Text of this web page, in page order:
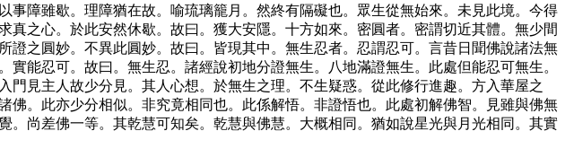
障雖歇。理障猶在故。喻琉璃籠月。然終有隔礙也。眾生從無始來。未見此境。今得
之心。於此安然休歇。故曰。獲大安隱。十方如來。密圓者。密謂切近其體。無少間
之圓妙。不異此圓妙。故曰。皆現其中。無生忍者。忍謂忍可。言昔日聞佛說諸法無
能忍可。故曰。無生忍。諸經說初地分證無生。八地滿證無生。此處但能忍可無生。
見主人故少分見。其人心想。於無生之理。不生疑惑。從此修行進趣。方入華屋之
。此亦少分相似。非究竟相同也。此係解悟。非證悟也。此處初解佛智。見雖與佛無
尚差佛一等。其乾慧可知矣。乾慧與佛慧。大概相同。猶如說星光與月光相同。其實